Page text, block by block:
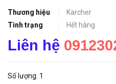
Thương hiệu
Karcher
Tình trạng
Hết hàng
Liên hệ
Số lượng: 1